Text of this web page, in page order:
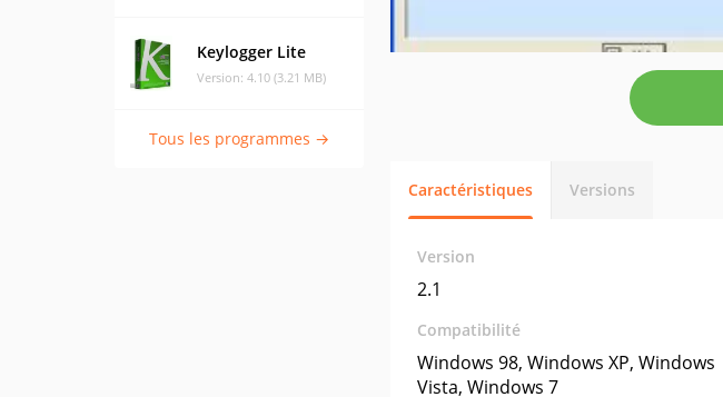
Keylogger Lite
Version: 4.10 (3.21 MB)
Tous les programmes →
Caractéristiques Versions
Version
2.1
Compatibilité
Windows 98, Windows XP, Windows
Vista, Windows 7